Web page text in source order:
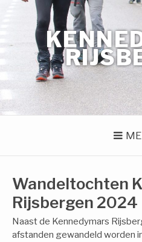
springen
Wandeltochten
Rijsbergen 2024
Naast de Kennedymars
afstanden gewandeld worden